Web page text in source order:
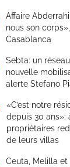
Affaire
nous son
Casablanca
Sebta: un
nouvelle
alerte Stefano
«C’est notre
depuis 30 ans»:
propriétaires
de leurs villas
Ceuta, Melilla et